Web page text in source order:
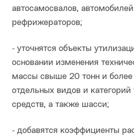
автосамосвалов,
рефрижераторов;
⁃ уточнятся объекты
основании изменения
массы свыше 20 тонн и более
отдельных видов и категорий
средств, а также шасси;
⁃ добавятся коэффициенты